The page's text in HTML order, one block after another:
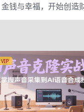
金钱与幸福，开始创造
的幸福！（价值699元）
VIP